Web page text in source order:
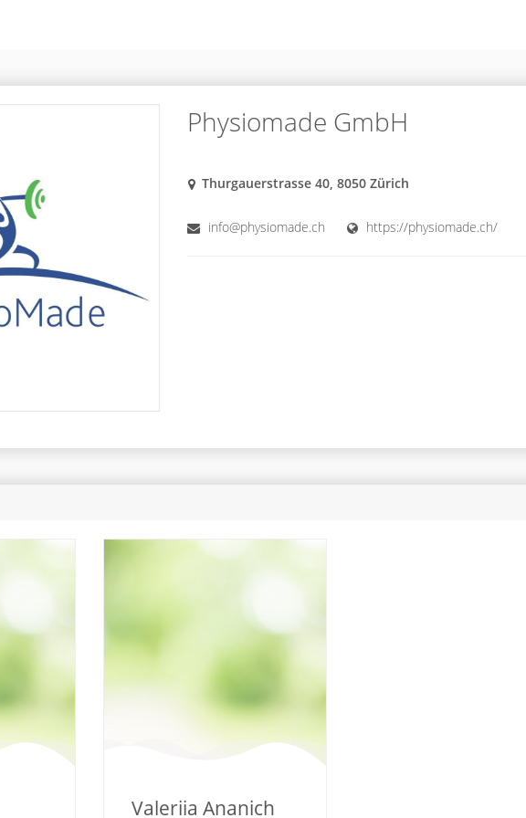
Physiomade GmbH
Thurgauerstrasse 40, 8050 Zürich
info@physiomade.ch https://physiomade.ch/
Valeriia Ananich